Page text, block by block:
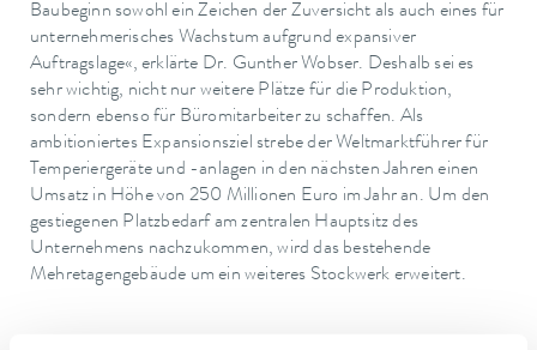
Baubeginn sowohl ein Zeichen der Zuversicht als auch eines für
unternehmerisches Wachstum aufgrund expansiver
Auftragslage«, erklärte Dr. Gunther Wobser. Deshalb sei es
sehr wichtig, nicht nur weitere Plätze für die Produktion,
sondern ebenso für Büromitarbeiter zu schaffen. Als
ambitioniertes Expansionsziel strebe der Weltmarktführer für
Temperiergeräte und -anlagen in den nächsten Jahren einen
Umsatz in Höhe von 250 Millionen Euro im Jahr an. Um den
gestiegenen Platzbedarf am zentralen Hauptsitz des
Unternehmens nachzukommen, wird das bestehende
Mehretagengebäude um ein weiteres Stockwerk erweitert.